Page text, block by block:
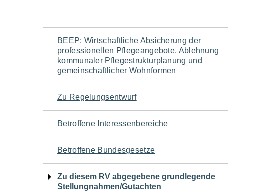
Navigation
für
den
Seiteninhalt
BEEP: Wirtschaftliche Absicherung der
professionellen Pflegeangebote, Ablehnung
kommunaler Pflegestrukturplanung und
gemeinschaftlicher Wohnformen
Zu Regelungsentwurf
Betroffene Interessenbereiche
Betroffene Bundesgesetze
Zu diesem RV abgegebene grundlegende
Stellungnahmen/Gutachten